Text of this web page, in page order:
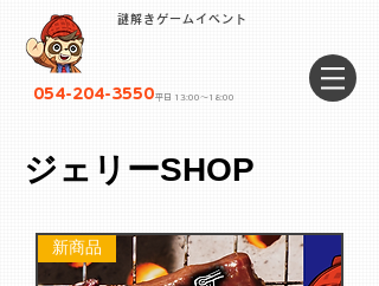
謎解きゲームイベント
054-204-3550 平日 13:00〜18:00
​ジェリーSHOP
新商品